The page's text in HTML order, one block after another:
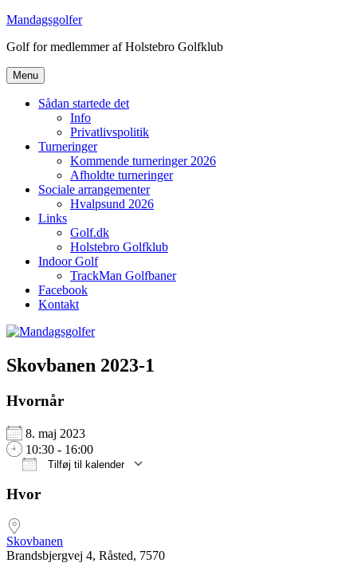
Videre
indhold
Mandagsgolfer
Golf for medlemmer af Holstebro Golfklub
Menu
Sådan startede det
Info
Privatlivspolitik
Turneringer
Kommende turneringer 2026
Afholdte turneringer
Sociale arrangementer
Hvalpsund 2026
Links
Golf.dk
Holstebro Golfklub
Indoor Golf
TrackMan Golfbaner
Facebook
Kontakt
Skovbanen 2023-1
Hvornår
8. maj 2023
10:30 - 16:00
Tilføj til kalender
Hvor
Skovbanen
Brandsbjergvej 4, Råsted, 7570